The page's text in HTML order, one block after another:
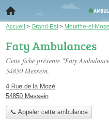
Accueil > Grand-Est > Meurthe-et-
Faty Ambulances
Cette fiche présente "Faty
54850 Messein.
4 Rue de la Mozé
54850 Messein
📞 Appeler cette ambulance